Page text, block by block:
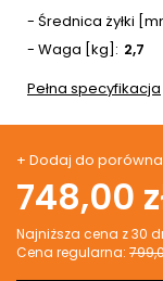
- Średnica żyłki
- Waga [kg]
2,7
Pełna specyfikacja
+ Dodaj do
748,00
Najniższa cena z 30
Cena regularna: